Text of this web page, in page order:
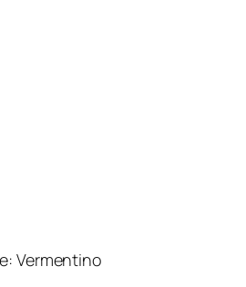
Vermentino